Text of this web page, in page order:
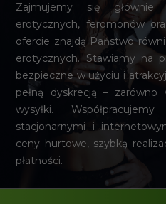
Zajmujemy się głównie
erotycznych, feromonów
ofercie znajdą Państwo
erotycznych. Stawiamy na
bezpieczne w użyciu i
pełną dyskrecją –
wysyłki.
stacjonarnymi i
ceny hurtowe, szybką
płatności.